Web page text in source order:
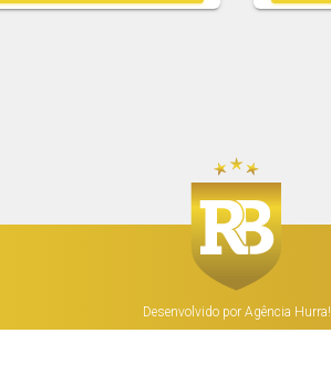
Desenvolvido por Agência Hurra!